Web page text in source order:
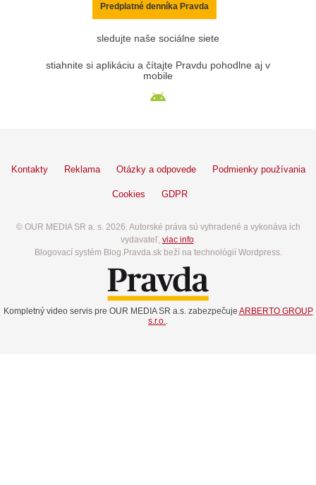
Predplatné denníka Pravda
sledujte naše sociálne siete
stiahnite si aplikáciu a čítajte Pravdu pohodlne aj v
mobile
Kontakty Reklama Otázky a odpovede Podmienky používania
Cookies GDPR
© OUR MEDIA SR a. s. 2026. Autorské práva sú vyhradené a vykonáva ich
vydavateľ, viac info.
Blogovací systém Blog.Pravda.sk beží na technológií Wordpress.
Kompletný video servis pre OUR MEDIA SR a.s. zabezpečuje ARBERTO GROUP
s.r.o..